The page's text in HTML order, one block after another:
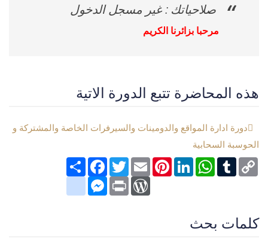
صلاحياتك : غير مسجل الدخول
مرحبا بزائرنا الكريم
هذه المحاضرة تتبع الدورة الاتية
دورة ادارة المواقع والدومينات والسيرفرات الخاصة والمشتركة و
الحوسبة السحابية
انشر
FacebookTwitterEmail
PinterestLinkedIn
WhatsAppTumblr Copy
Link
google_bookmarksMessenger Print
WordPress
كلمات بحث